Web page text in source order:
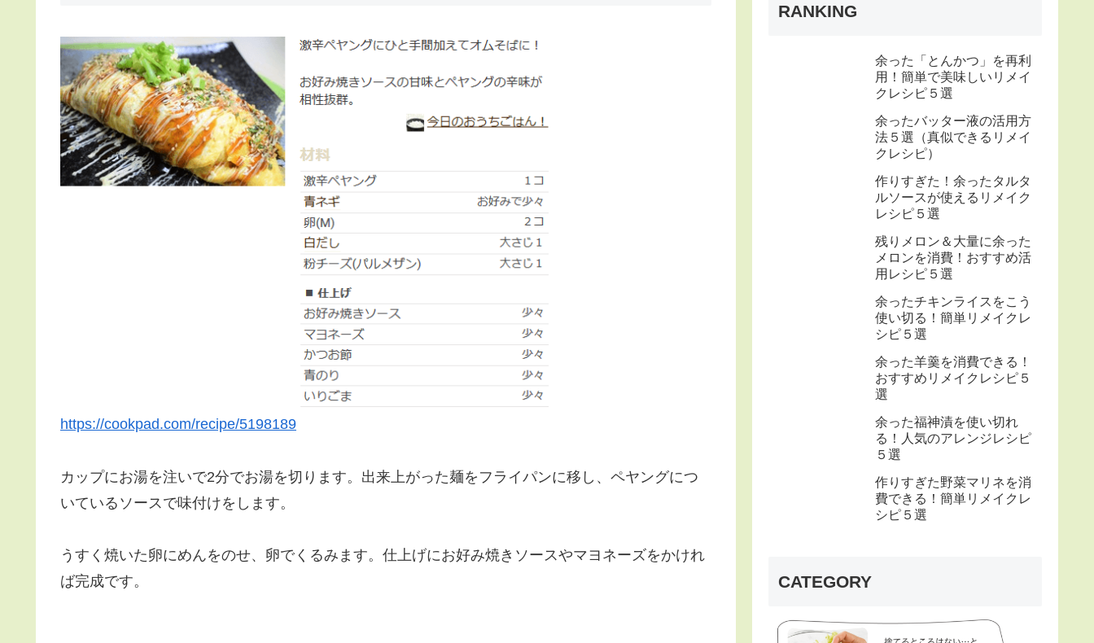
https://cookpad.com/recipe/5198189
カップにお湯を注いで2分でお湯を切ります。出来上がった麺をフライパンに移し、ペヤングにつ
いているソースで味付けをします。
うすく焼いた卵にめんをのせ、卵でくるみます。仕上げにお好み焼きソースやマヨネーズをかけれ
ば完成です。
RANKING
余った「とんかつ」を再利
用！簡単で美味しいリメイ
クレシピ５選
余ったバッター液の活用方
法５選（真似できるリメイ
クレシピ）
作りすぎた！余ったタルタ
ルソースが使えるリメイク
レシピ５選
残りメロン＆大量に余った
メロンを消費！おすすめ活
用レシピ５選
余ったチキンライスをこう
使い切る！簡単リメイクレ
シピ５選
余った羊羹を消費できる！
おすすめリメイクレシピ５
選
余った福神漬を使い切れ
る！人気のアレンジレシピ
５選
作りすぎた野菜マリネを消
費できる！簡単リメイクレ
シピ５選
CATEGORY